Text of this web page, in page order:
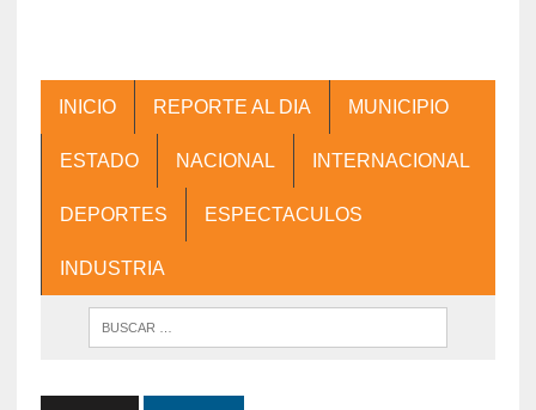
INICIO REPORTE AL DIA MUNICIPIO
ESTADO NACIONAL INTERNACIONAL
DEPORTES ESPECTACULOS
INDUSTRIA